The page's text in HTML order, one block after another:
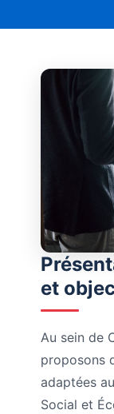
et
Au sein de
proposons
adaptées
Social et